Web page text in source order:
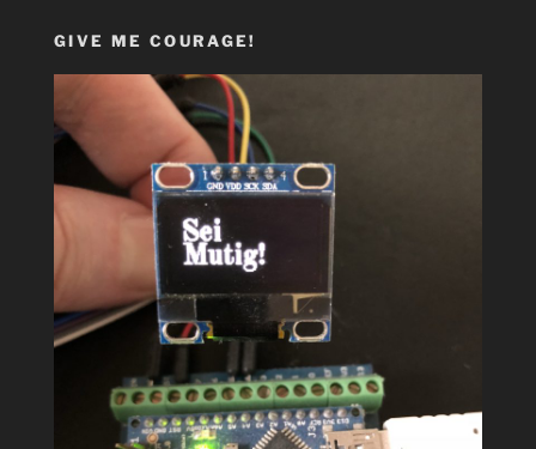
GIVE ME COURAGE!